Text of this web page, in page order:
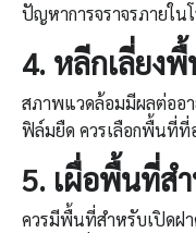
ปัญหาการจราจรภายใน
4. หลีกเลี่ยง
สภาพแวดล้อมมีผลต่ออ
ฟิล์มยืด ควรเลือกพื้นที่ที่
5. เผื่อพื้นที่ส
ควรมีพื้นที่สำหรับเปิดฝ